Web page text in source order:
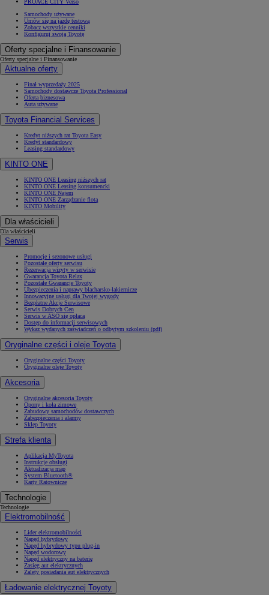
Samochody używane
Umów się na jazdę testową
Zobacz wszystkie cenniki
Konfiguruj swoją Toyotę
Oferty specjalne i Finansowanie
Oferty specjalne i Finansowanie
Aktualne oferty
Finał wyprzedaży 2025
Samochody dostawcze Toyota Professional
Oferta biznesowa
Auta używane
Toyota Financial Services
Kredyt niższych rat Toyota Easy
Kredyt standardowy
Leasing standardowy
KINTO ONE
KINTO ONE Leasing niższych rat
KINTO ONE Leasing konsumencki
KINTO ONE Najem
KINTO ONE Zarządzanie flotą
KINTO Mobility
Dla właścicieli
Dla właścicieli
Serwis
Promocje i sezonowe usługi
Pozostałe oferty serwisu
Rezerwacja wizyty w serwisie
Gwarancja Toyota Relax
Pozostałe Gwarancje Toyoty
Ubezpieczenia i naprawy blacharsko-lakiernicze
Innowacyjne usługi dla Twojej wygody
Bezpłatne Akcje Serwisowe
Serwis Dobrych Cen
Serwis w ASO się opłaca
Dostęp do informacji serwisowych
Wykaz wydanych zaświadczeń o odbytym szkoleniu (pdf)
Oryginalne części i oleje Toyota
Oryginalne części Toyoty
Oryginalne oleje Toyoty
Akcesoria
Oryginalne akcesoria Toyoty
Opony i koła zimowe
Zabudowy samochodów dostawczych
Zabezpieczenia i alarmy
Sklep Toyoty
Strefa klienta
Aplikacja MyToyota
Instrukcje obsługi
Aktualizacja map
System Bluetooth®
Karty Ratownicze
Technologie
Technologie
Elektromobilność
Lider elektromobilności
Napęd hybrydowy
Napęd hybrydowy typu plug-in
Napęd wodorowy
Napęd elektryczny na baterię
Zasięg aut elektrycznych
Zalety posiadania aut elektrycznych
Ładowanie elektrycznej Toyoty